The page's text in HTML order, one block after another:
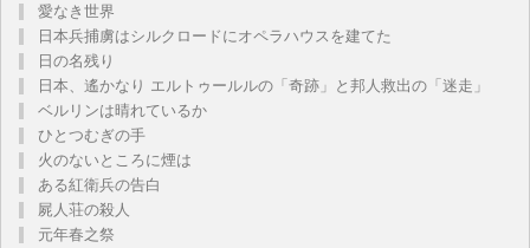
愛なき世界
日本兵捕虜はシルクロードにオペラハウスを建てた
日の名残り
日本、遙かなり エルトゥールルの「奇跡」と邦人救出の「迷走」
ベルリンは晴れているか
ひとつむぎの手
火のないところに煙は
ある紅衛兵の告白
屍人荘の殺人
元年春之祭